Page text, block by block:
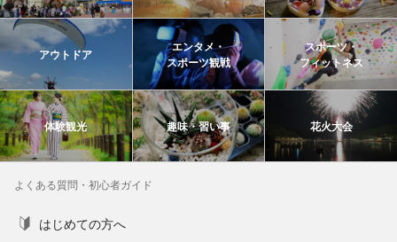
アウトドア
エンタメ・
スポーツ観戦
スポーツ・
フィットネス
体験観光 趣味・習い事 花火大会
よくある質問・初心者ガイド
はじめての方へ